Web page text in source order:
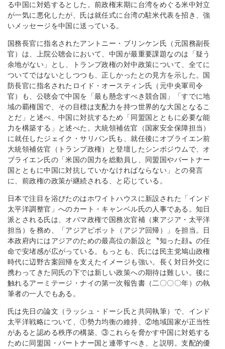
る中国に対処するとした。前政権末期に台湾をめぐる米中対立
が一気に悪化したが、氏は就任式に台湾の駐米代表を招き、強
いメッセージを中国に送っている。
国務長官に指名されたアントニー・ブリンケン氏（元国務副長
官）は、上院公聴会において、中国が最重要課題なのは「疑う
余地がない」とし、トランプ政権の対中政策について、全てに
ついてではないとしつつも、正しかったとの見方を示した。国
防長官に指名されたロイド・オースティン氏（元中央軍司令
官）も、公聴会で中国を「最も懸念すべき競合国」「すでに地
域の覇権国で、その目標は支配力を持つ世界的な大国となるこ
とだ」と述べ、中国に対抗するため「同盟国とともに必要な能
力を構築する」と述べた。大統領補佐官（国家安全保障担当）
に就任したジェイク・サリバン氏も、就任後にオブライエン前
大統領補佐官（トランプ政権）と登壇したシンポジウムで、オ
ブライエン氏の「米国の国力を総動員し、同盟国やパートナー
国とともに中国に対抗していかなければならない」との発言
に、前政権の政策が継続される、と応じている。
日本で注目を浴びたのはホワイトハウスに新設された「インド
太平洋調整官」へのカート・キャンベル氏の人事である。知日
派とされる氏は、オバマ政権で国務次官補（東アジア・太平洋
担当）を務め、「アジアピボット（アジア回帰）」を担当。日
本政府内にはアジアのための最高位の新設と〝知った顔〟の任
命で安堵感が広がっている。もっとも、氏には民主党鳩山政権
時代に辺野古案回帰を支えたイメージも強い。長く対日外交に
携わってきた同氏の下では新しい政策への期待は難しい。後に
触れるアーミテージ・ナイの第一次報告書（二〇〇〇年）の執
筆者の一人でもある。
氏は先日の論文（ラッシュ・ドーシ氏と共同執筆）で、インド
太平洋戦略について、①勢力均衡の維持、②地域国家が正当性
があると認める秩序の構築、③これらを脅かす中国に対処する
ために同盟国・パートナー国と連帯すべき、と説明。支配的優